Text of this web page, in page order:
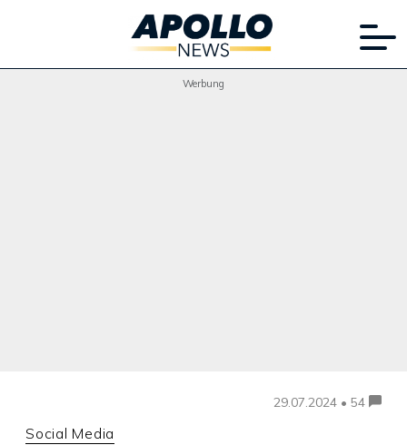
Werbung
29.07.2024 • 54
Social Media